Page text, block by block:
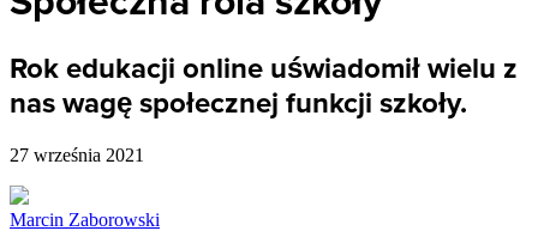
Rok edukacji online uświadomił wielu z
nas wagę społecznej funkcji szkoły.
27 września 2021
Marcin Zaborowski